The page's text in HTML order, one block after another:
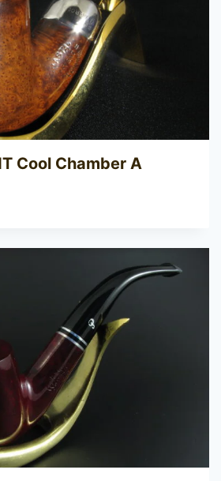
Cool Chamber A